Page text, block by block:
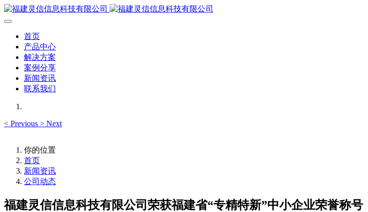
首页
产品中心
解决方案
案例分享
新闻资讯
联系我们
< Previous > Next
你的位置
首页
新闻资讯
公司动态
福建灵信信息科技有限公司荣获福建省“专精特新”中小企业荣誉称号